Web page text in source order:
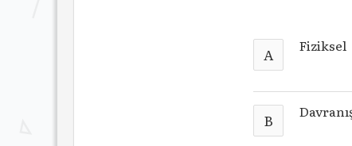
A Fiziksel
B